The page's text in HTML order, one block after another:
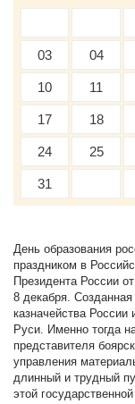
03 04
10 11
17 18
24 25
31
День образования
праздником в
Президента России
8 декабря.
казначейства России
Руси. Именно тогда
представителя
управления
длинный и трудный
этой